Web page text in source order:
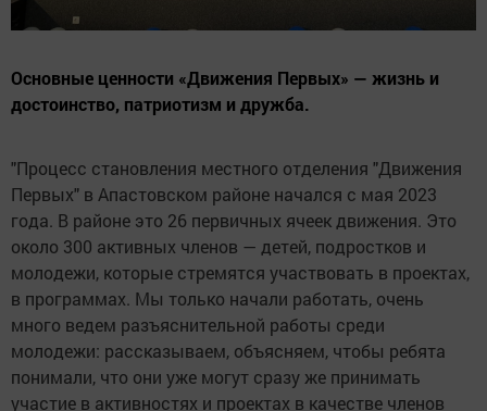
Основные ценности «Движения Первых» — жизнь и
достоинство, патриотизм и дружба.
"Процесс становления местного отделения "Движения
Первых" в Апастовском районе начался с мая 2023
года. В районе это 26 первичных ячеек движения. Это
около 300 активных членов — детей, подростков и
молодежи, которые стремятся участвовать в проектах,
в программах. Мы только начали работать, очень
много ведем разъяснительной работы среди
молодежи: рассказываем, объясняем, чтобы ребята
понимали, что они уже могут сразу же принимать
участие в активностях и проектах в качестве членов